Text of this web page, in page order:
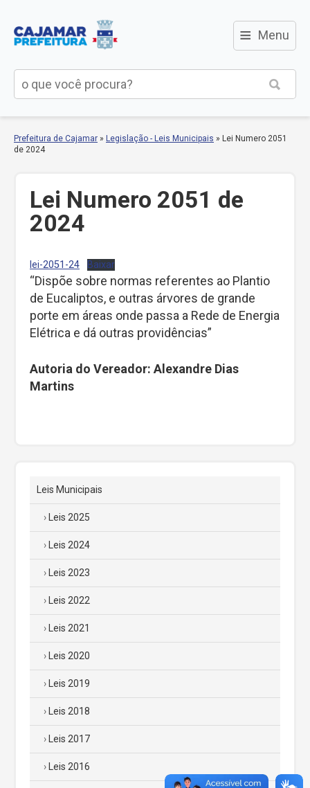
≡ Menu
Prefeitura de Cajamar » Legislação - Leis Municipais » Lei Numero 2051
de 2024
Lei Numero 2051 de
2024
lei-2051-24 Baixar
“Dispõe sobre normas referentes ao Plantio
de Eucaliptos, e outras árvores de grande
porte em áreas onde passa a Rede de Energia
Elétrica e dá outras providências”
Autoria do Vereador: Alexandre Dias
Martins
Leis Municipais
Leis 2025
Leis 2024
Leis 2023
Leis 2022
Leis 2021
Leis 2020
Leis 2019
Leis 2018
Leis 2017
Leis 2016